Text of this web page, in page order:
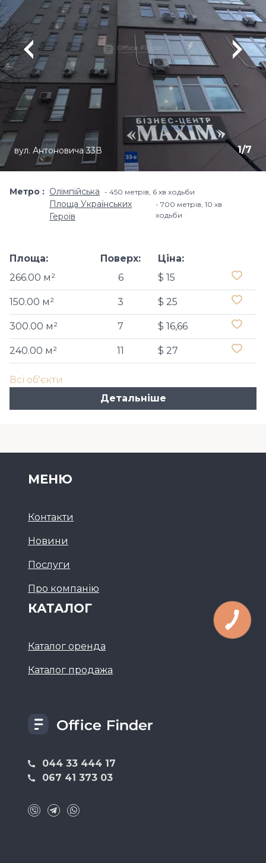
1/7
вул. Антоновича 33В
Метро Олімпійська 450 метрів, 6 хв ходьби
Площа Українських
Героїв
700 метрів, 10 хв
ходьби
Площа:
266.00 м²
Поверх:
6
Ціна:
$ 15
150.00 м² 3 $ 25
300.00 м² 7 $ 16,66
240.00 м² 11 $ 27
Всі об'єкти
Детальніше
044 33 444 17
067 41 373 03
МЕНЮ
Контакти
Новини
Послуги
Про компанію
КАТАЛОГ
Каталог оренда
Каталог продажа